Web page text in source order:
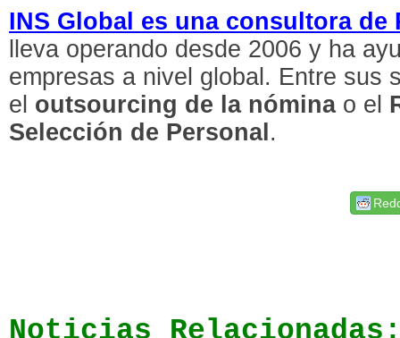
INS Global es una consultora de
lleva operando desde 2006 y ha
empresas a nivel global. Entre sus
el outsourcing de la nóminao el
Selección de Personal.
Noticias